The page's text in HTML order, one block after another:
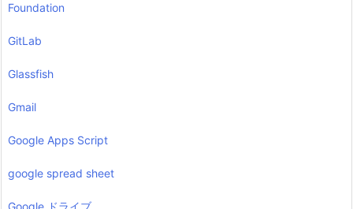
Foundation
GitLab
Glassfish
Gmail
Google Apps Script
google spread sheet